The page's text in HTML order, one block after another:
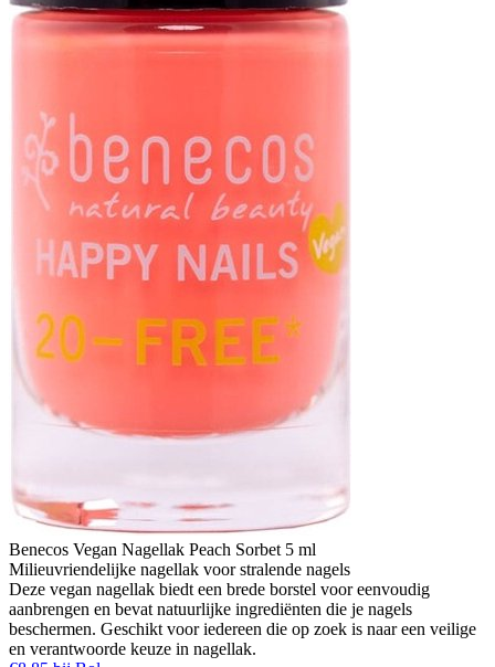
Benecos Vegan Nagellak Peach Sorbet 5 ml
Milieuvriendelijke nagellak voor stralende nagels
Deze vegan nagellak biedt een brede borstel voor eenvoudig
aanbrengen en bevat natuurlijke ingrediënten die je nagels
beschermen. Geschikt voor iedereen die op zoek is naar een veilige
en verantwoorde keuze in nagellak.